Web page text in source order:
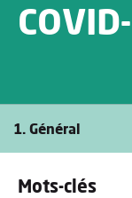
1. Général
Mots-clés